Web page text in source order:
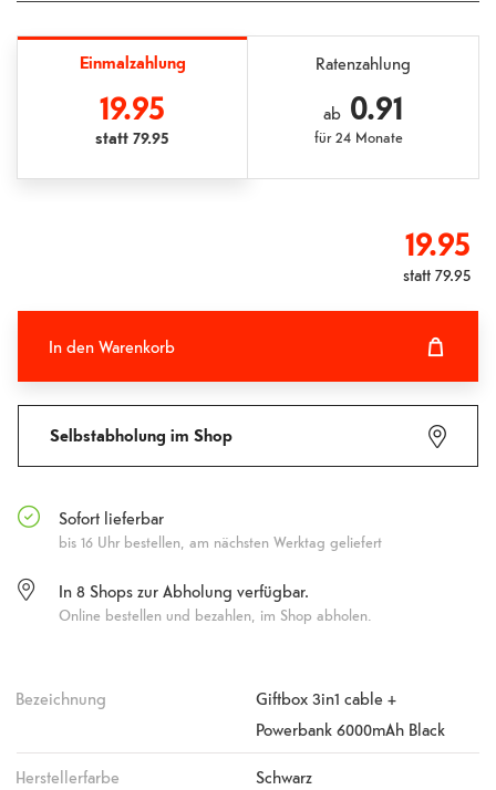
Einmalzahlung
19.95
statt79.95
Ratenzahlung
ab0.91
für24 Monate
19.95
statt79.95
In den Warenkorb
Selbstabholung im Shop
Sofort lieferbar
bis 16 Uhr bestellen, am nächsten Werktag geliefert
In 8Shops zur Abholung verfügbar.
Online bestellen und bezahlen, im Shop abholen.
Bezeichnung
Giftbox 3in1 cable +
Powerbank 6000mAh Black
Herstellerfarbe Schwarz